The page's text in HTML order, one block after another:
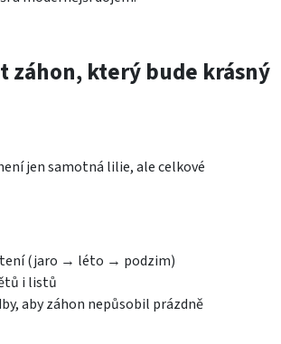
záhon, který bude krásný
jen samotná lilie, ale celkové
(jaro → léto → podzim)
i listů
aby záhon nepůsobil prázdně